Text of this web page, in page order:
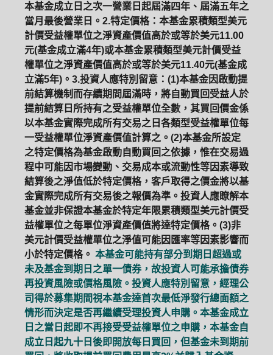
本基金成立日之次一營業日起屆滿四年、屆滿五年之
當月最後營業日。2.特定價格：本基金累積類型美元
計價受益權單位之淨資產價值高於或等於美元11.00
元(基金成立滿4年)或本基金累積類型美元計價受益
權單位之淨資產價值高於或等於美元11.40元(基金成
立滿5年)。3.投資人應特別留意：(1)本基金因啟動提
前結算機制而存續期間屆滿時，將自動買回受益人於
提前結算日所持有之受益權單位全數，其買回價金係
以本基金實際完成所有交易之日各類型受益權單位每
一受益權單位淨資產價值計算之。(2)本基金所設定
之特定價格為基金啟動自動買回之依據，惟在交易過
程中可能因市場變動、交易成本或流動性等因素導致
結算後之淨值低於特定價格，客戶取得之價金將以基
金實際完成所有交易後之報價為準。投資人應瞭解本
基金並非保證本基金於特定年限累積類型美元計價受
益權單位之每單位淨資產價值將達特定價格。(3)非
美元計價受益權單位之淨值可能因匯率等因素影響而
小於特定價格。 本基金可能持有部分到期日超過或
未及基金到期日之單一債券，故投資人可能承擔債券
再投資風險或價格風險。投資人應特別留意，經理公
司得於募集期間視本基金達首次最低淨發行總面額之
情形而決定是否再繼續受理投資人申購。本基金成立
日之當日起即不再接受受益權單位之申購，本基金自
成立日起九十日後即開放每日買回，但基金未到期前